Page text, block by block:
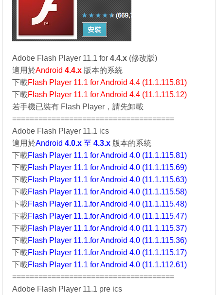
Adobe Flash Player 11.1 for4.4.x (修改版)
適用於Android4.4.x 版本的系統
下載Flash Player 11.1 for Android 4.4 (11.1.115.81)
下載Flash Player 11.1 for Android 4.4 (11.1.115.12)
若手機已裝有 Flash Player，請先卸載
=====================================
Adobe Flash Player 11.1 ics
適用於Android 4.0.x 至 4.3.x 版本的系統
下載Flash Player 11.1 for Android 4.0 (11.1.115.81)
下載Flash Player 11.1 for Android 4.0 (11.1.115.69)
下載Flash Player 11.1 for Android 4.0 (11.1.115.63)
下載Flash Player 11.1 for Android 4.0 (11.1.115.58)
下載Flash Player 11.1.for Android 4.0 (11.1.115.48)
下載Flash Player 11.1.for Android 4.0 (11.1.115.47)
下載Flash Player 11.1.for Android 4.0 (11.1.115.37)
下載Flash Player 11.1.for Android 4.0 (11.1.115.36)
下載Flash Player 11.1.for Android 4.0 (11.1.115.17)
下載Flash Player 11.1 for Android 4.0 (11.1.112.61)
=====================================
Adobe Flash Player 11.1 pre ics